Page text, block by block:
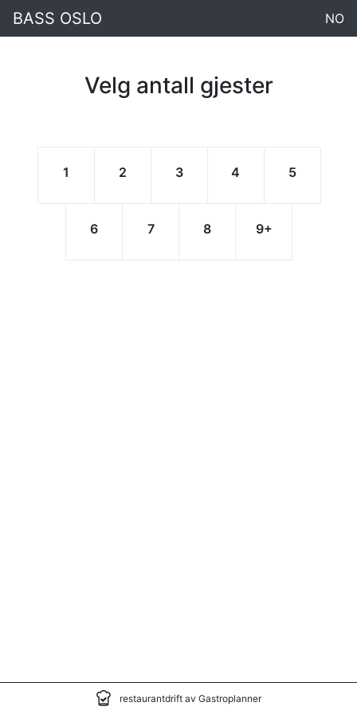
BASS OSLO NO
Velg antall gjester
1 2 3 4 5
6 7 8 9+
restaurantdrift av Gastroplanner